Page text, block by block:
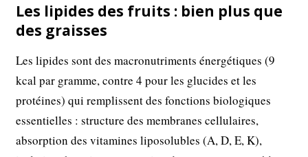
Les lipides des fruits : bien plus que
des graisses
Les lipides sont des macronutriments énergétiques (9
kcal par gramme, contre 4 pour les glucides et les
protéines) qui remplissent des fonctions biologiques
essentielles : structure des membranes cellulaires,
absorption des vitamines liposolubles (A, D, E, K),